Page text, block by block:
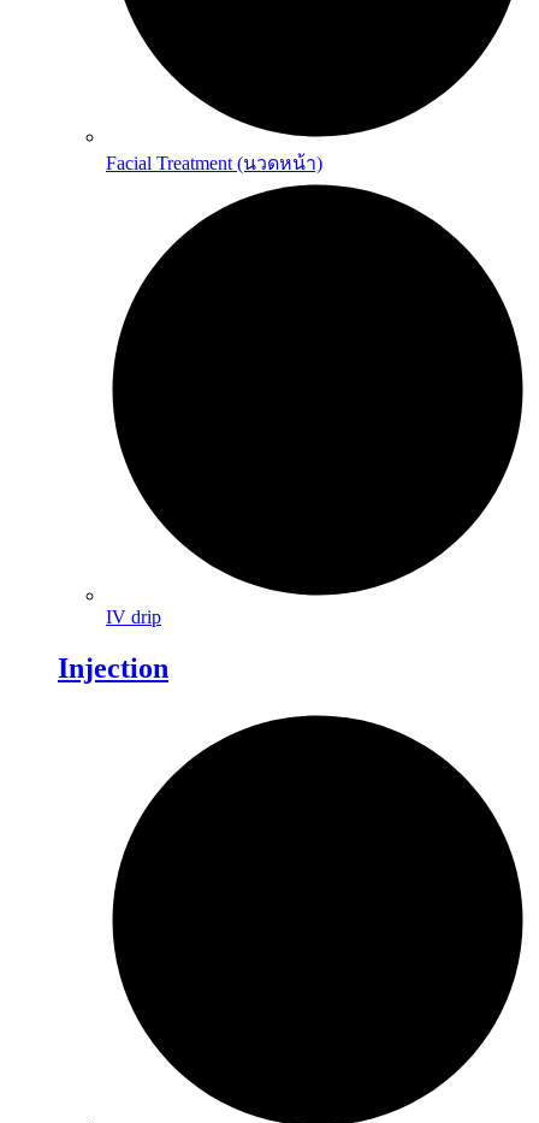
Facial Treatment (นวดหน้า)
IV drip
Injection